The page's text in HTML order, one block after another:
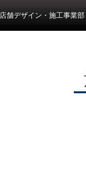
店舗デザイン・施工事業部